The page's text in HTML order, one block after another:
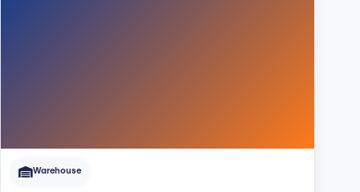
Warehouse